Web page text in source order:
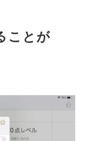
ことが